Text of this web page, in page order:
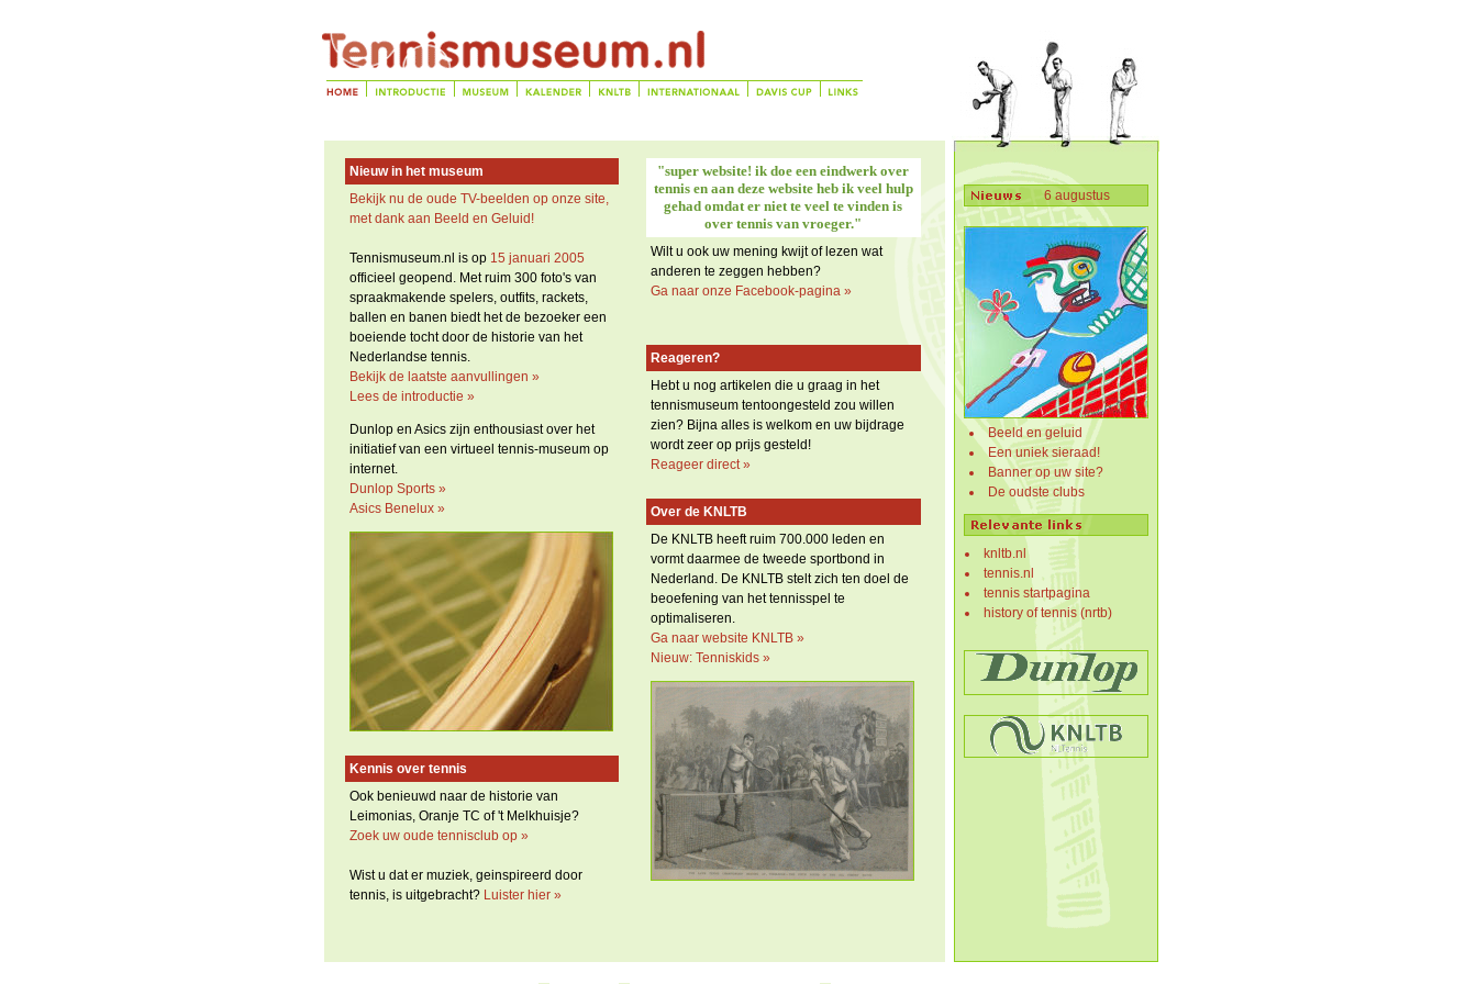
Nieuw in het museum
Bekijk nu de oude TV-beelden op onze site,
met dank aan Beeld en Geluid!
Tennismuseum.nl is op 15 januari 2005
officieel geopend. Met ruim 300 foto's van
spraakmakende spelers, outfits, rackets,
ballen en banen biedt het de bezoeker een
boeiende tocht door de historie van het
Nederlandse tennis.
Bekijk de laatste aanvullingen »
Lees de introductie »
Dunlop en Asics zijn enthousiast over het
initiatief van een virtueel tennis-museum op
internet.
Dunlop Sports »
Asics Benelux »
Kennis over tennis
Ook benieuwd naar de historie van
Leimonias, Oranje TC of 't Melkhuisje?
Zoek uw oude tennisclub op »
Wist u dat er muziek, geinspireerd door
tennis, is uitgebracht? Luister hier »
"super website! ik doe een eindwerk over
tennis en aan deze website heb ik veel hulp
gehad omdat er niet te veel te vinden is
over tennis van vroeger."
Wilt u ook uw mening kwijt of lezen wat
anderen te zeggen hebben?
Ga naar onze Facebook-pagina »
Reageren?
Hebt u nog artikelen die u graag in het
tennismuseum tentoongesteld zou willen
zien? Bijna alles is welkom en uw bijdrage
wordt zeer op prijs gesteld!
Reageer direct »
Over de KNLTB
De KNLTB heeft ruim 700.000 leden en
vormt daarmee de tweede sportbond in
Nederland. De KNLTB stelt zich ten doel de
beoefening van het tennisspel te
optimaliseren.
Ga naar website KNLTB »
Nieuw: Tenniskids »
6 augustus
Beeld en geluid
Een uniek sieraad!
Banner op uw site?
De oudste clubs
knltb.nl
tennis.nl
tennis startpagina
history of tennis (nrtb)